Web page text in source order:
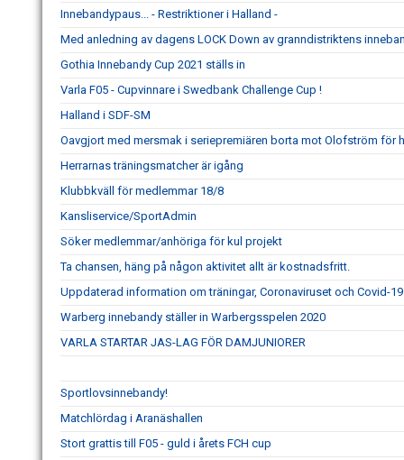
Innebandypaus... - Restriktioner i Halland -
Med anledning av dagens LOCK Down av granndistriktens
Gothia Innebandy Cup 2021 ställs in
Varla F05 - Cupvinnare i Swedbank Challenge Cup !
Halland i SDF-SM
Oavgjort med mersmak i seriepremiären borta mot Olofström för
Herrarnas träningsmatcher är igång
Klubbkväll för medlemmar 18/8
Kansliservice/SportAdmin
Söker medlemmar/anhöriga för kul projekt
Ta chansen, häng på någon aktivitet allt är kostnadsfritt.
Uppdaterad information om träningar, Coronaviruset och Covid-19
Warberg innebandy ställer in Warbergsspelen 2020
VARLA STARTAR JAS-LAG FÖR DAMJUNIORER
Sportlovsinnebandy!
Matchlördag i Aranäshallen
Stort grattis till F05 - guld i årets FCH cup